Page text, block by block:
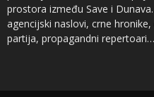
prostora između Save i
agencijski naslovi, crne
partija, propagandni repertoari…